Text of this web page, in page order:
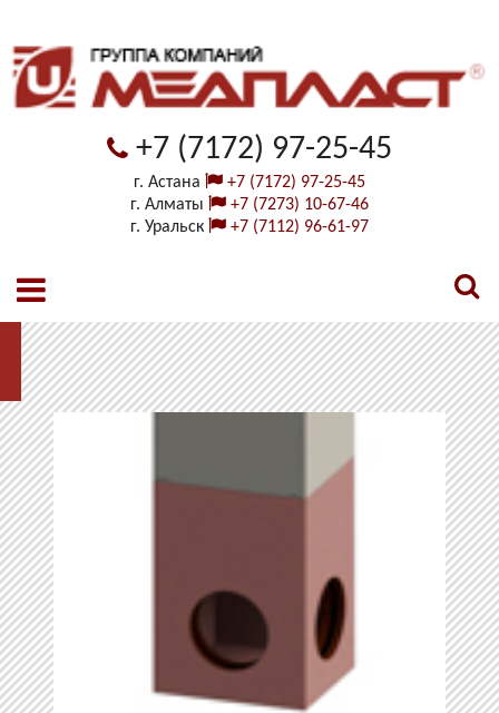
+7 (7172) 97-25-45
г. Астана
+7 (7172) 97-25-45
г. Алматы
+7 (7273) 10-67-46
г. Уральск
+7 (7112) 96-61-97